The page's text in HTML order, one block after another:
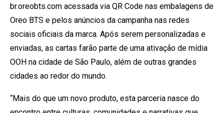
br.oreobts.com acessada via QR Code nas embalagens de
Oreo BTS e pelos anúncios da campanha nas redes
sociais oficiais da marca. Após serem personalizadas e
enviadas, as cartas farão parte de uma ativação de mídia
OOH na cidade de São Paulo, além de outras grandes
cidades ao redor do mundo.
“Mais do que um novo produto, esta parceria nasce do